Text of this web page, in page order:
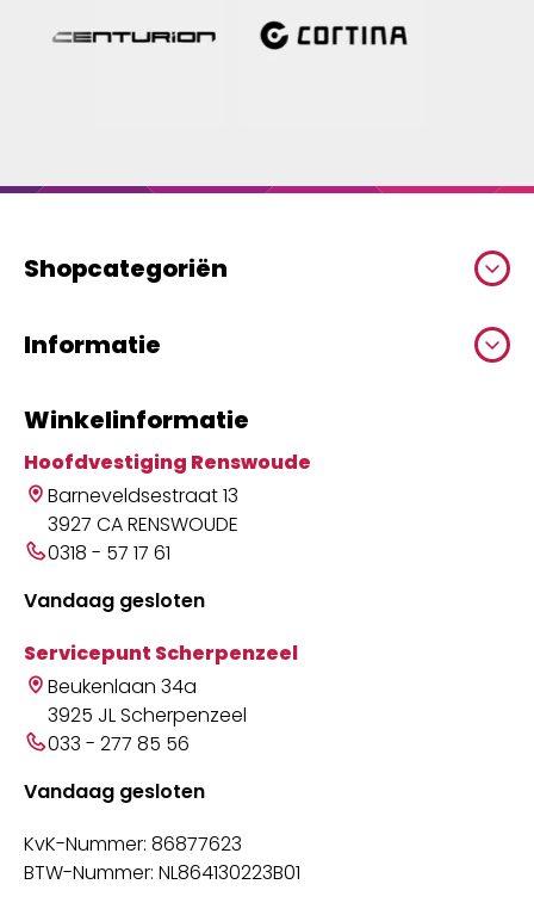
Shopcategoriën
Informatie
Winkelinformatie
Hoofdvestiging Renswoude
Barneveldsestraat 13
3927 CA RENSWOUDE
0318 - 57 17 61
Vandaag gesloten
Servicepunt Scherpenzeel
Beukenlaan 34a
3925 JL Scherpenzeel
033 - 277 85 56
Vandaag gesloten
KvK-Nummer: 86877623
BTW-Nummer: NL864130223B01